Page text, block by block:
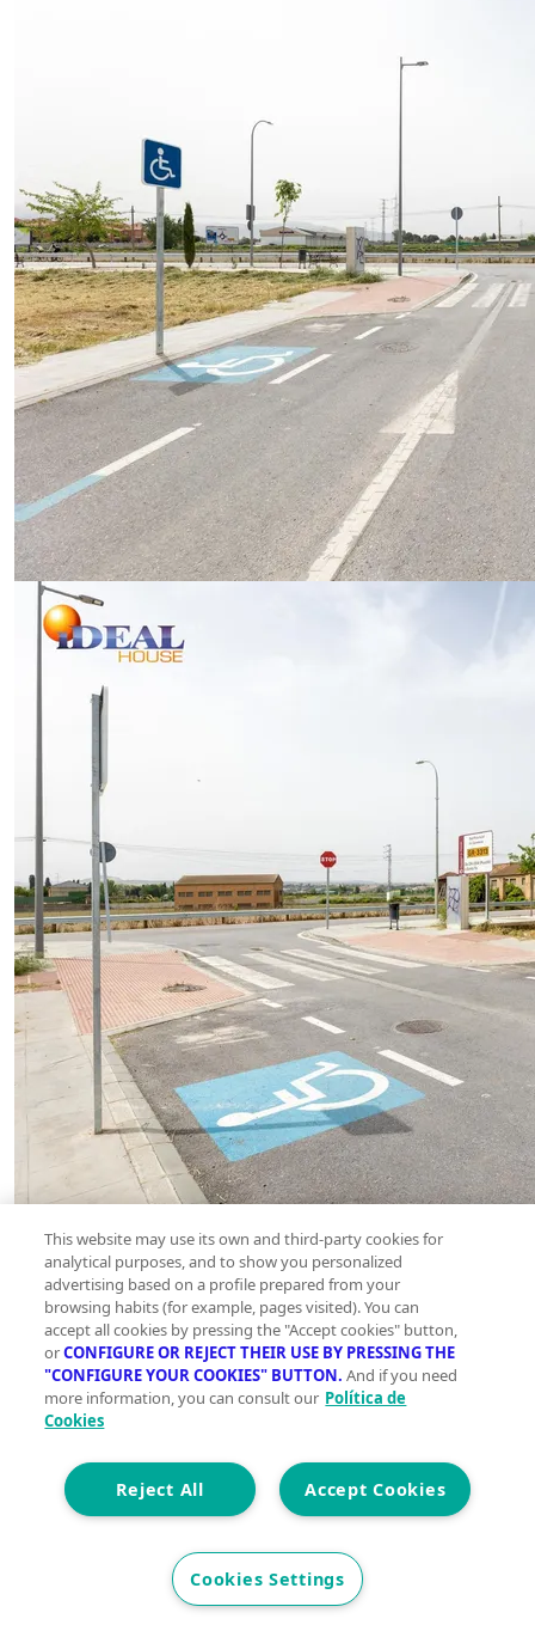
Simula tu hipoteca
Precio del inmueble
€
This website may use its own and third-party cookies for
analytical purposes, and to show you personalized
advertising based on a profile prepared from your
browsing habits (for example, pages visited). You can
accept all cookies by pressing the "Accept cookies" button,
orCONFIGURE OR REJECT THEIR USE BY PRESSING THE
"CONFIGURE YOUR COOKIES" BUTTON. And if you need
more information, you can consult our Política de
Cookies
Accept Cookies
Reject All
Cookies Settings